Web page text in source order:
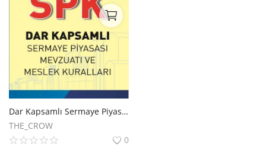
Dar Kapsamlı Sermaye Piyasası Mevzuatı ve Meslek Kuralları Kitabı
THE_CROW
0